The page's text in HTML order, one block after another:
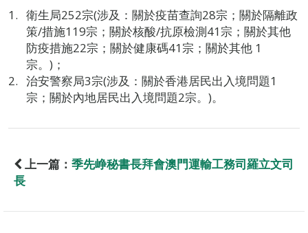
衛生局252宗(涉及：關於疫苗查詢28宗；關於隔離政
策/措施119宗；關於核酸/抗原檢測41宗；關於其他
防疫措施22宗；關於健康碼41宗；關於其他 1
宗。)；
治安警察局3宗(涉及：關於香港居民出入境問題1
宗；關於內地居民出入境問題2宗。)。
上一篇： 季先峥秘書長拜會澳門運輸工務司羅立文司
長